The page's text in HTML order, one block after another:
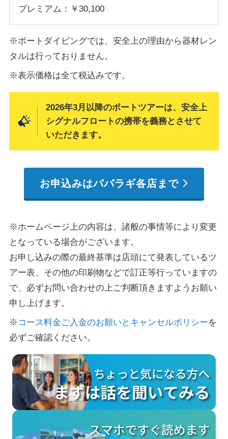
プレミアム：￥30,100
※ボートダイビングでは、安全上の理由から器材レン
タルは行っておりません。
※表示価格は全て税込みです。
2026年3月以降のボートツアーは、安全上
シグナルフロートの携帯を義務とさせて
いただきます。
お申込みはパパラギ各店まで
※ホームページ上の内容は、諸般の事情等により変更
となっている場合がございます。
お申し込みの際の最終基準は店頭にて発表しているツ
アー表、その他の印刷物などで訂正等行っていますの
で、必ずお問い合わせの上ご判断頂きますようお願い
申し上げます。
※ コース料金ご入金のお願いとキャンセルポリシーを
必ずご確認ください。